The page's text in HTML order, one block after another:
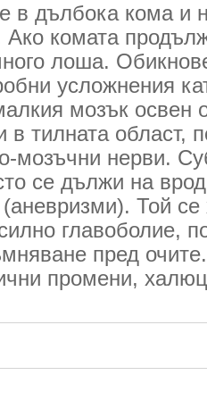
в дълбока кома и
Ако комата
лоша.
усложнения
мозък освен
в тилната област,
мозъчни нерви.
се дължи на
Той се
главоболие,
пред
промени,